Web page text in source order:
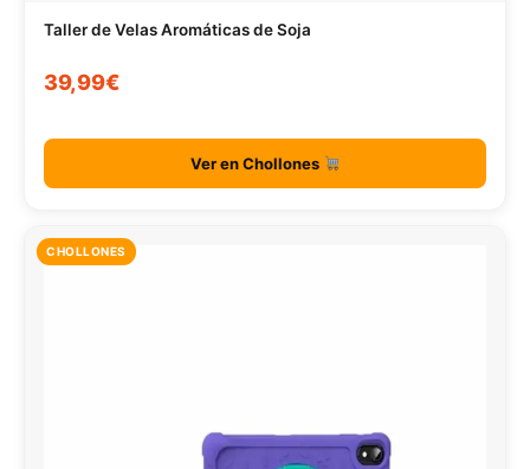
Taller de Velas Aromáticas de Soja
39,99€
Ver en Chollones
CHOLLONES